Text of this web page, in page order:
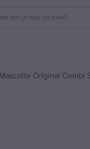
Mascotte Original Combi